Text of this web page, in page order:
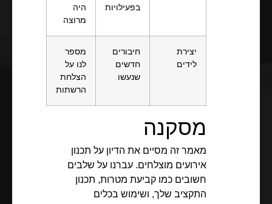
בפעילויות
היה
מרוצה
יצירת
לידים
חיבורים
חדשים
שנעשו
מספר
לנו על
הצלחת
הרשתות
מסקנה
מאמר זה מסיים את הדיון על תכנון
אירועים מוצלחים. עברנו על שלבים
חשובים כמו קביעת מטרות, תכנון
התקציב שלך, ושימוש בכלים